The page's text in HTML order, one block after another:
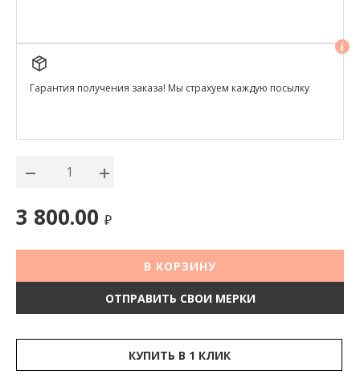
Гарантия получения заказа! Мы страхуем каждую посылку
3 800.00 ₽
В КОРЗИНУ
ОТПРАВИТЬ СВОИ МЕРКИ
КУПИТЬ В 1 КЛИК